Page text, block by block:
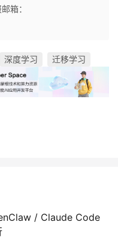
箱：
深度学习 迁移学习
/ Claude Code